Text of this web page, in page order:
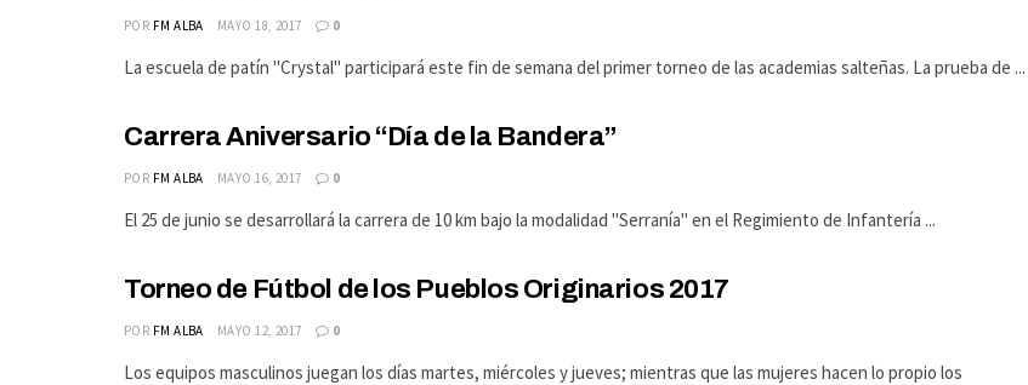
POR FM ALBA MAYO 18, 2017 0
La escuela de patín "Crystal" participará este fin de semana del primer torneo de las academias salteñas. La prueba de ...
Carrera Aniversario “Día de la Bandera”
POR FM ALBA MAYO 16, 2017 0
El 25 de junio se desarrollará la carrera de 10 km bajo la modalidad "Serranía" en el Regimiento de Infantería ...
Torneo de Fútbol de los Pueblos Originarios 2017
POR FM ALBA MAYO 12, 2017 0
Los equipos masculinos juegan los días martes, miércoles y jueves; mientras que las mujeres hacen lo propio los